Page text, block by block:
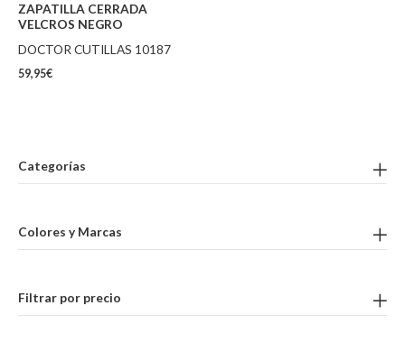
Categorías
Colores y Marcas
Filtrar por precio
ZAPATILLA CERRADA
VELCROS NEGRO
DOCTOR CUTILLAS 10187
59,95€